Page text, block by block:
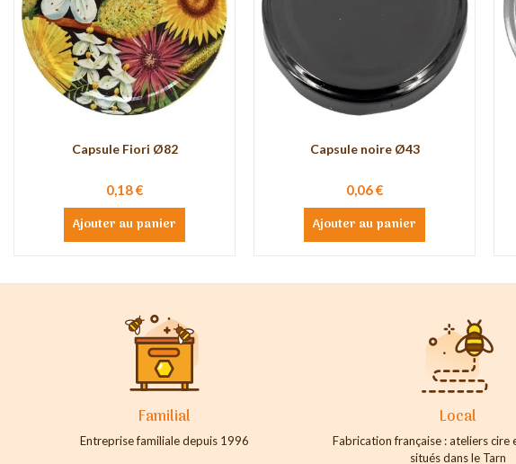
Capsule Fiori Ø82
0,18 €
Ajouter au panier
Capsule noire Ø43
0,06 €
Ajouter au panier
Familial
Entreprise familiale depuis 1996
Local
Fabrication française : ateliers cire
situés dans le Tarn